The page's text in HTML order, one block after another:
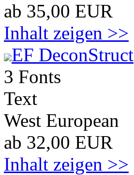
ab 35,00 EUR
Inhalt zeigen >>
EF DeconStruct
3 Fonts
Text
West European
ab 32,00 EUR
Inhalt zeigen >>